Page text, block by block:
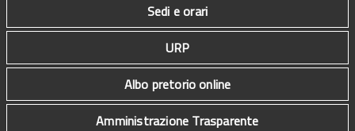
Sedi e orari
URP
Albo pretorio online
Amministrazione Trasparente